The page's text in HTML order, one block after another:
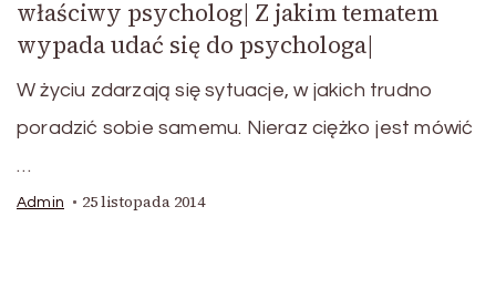
właściwy psycholog| Z jakim tematem
wypada udać się do psychologa|
W życiu zdarzają się sytuacje, w jakich trudno
poradzić sobie samemu. Nieraz ciężko jest mówić
…
Admin 25 listopada 2014